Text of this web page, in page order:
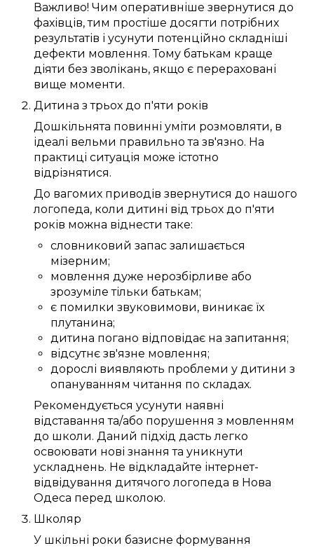
Важливо! Чим оперативніше звернутися до
фахівців, тим простіше досягти потрібних
результатів і усунути потенційно складніші
дефекти мовлення.Тому батькам краще
діяти без зволікань, якщо є перераховані
вище моменти.
Дитина з трьох до п'яти років
Дошкільнята повинні уміти розмовляти, в
ідеалі вельми правильно та зв'язно. На
практиці ситуація може істотно
відрізнятися.
До вагомих приводів звернутися до нашого
логопеда, коли дитині від трьох до п'яти
років можна віднести таке:
словниковий запас залишається
мізерним;
мовлення дуже нерозбірливе або
зрозуміле тільки батькам;
є помилки звуковимови, виникає їх
плутанина;
дитина погано відповідає на запитання;
відсутнє зв'язне мовлення;
дорослі виявляють проблеми у дитини з
опануванням читання по складах.
Рекомендується усунути наявні
відставання та/або порушення з мовленням
до школи. Даний підхід дасть легко
освоювати нові знання та уникнути
ускладнень. Не відкладайте інтернет-
відвідування дитячого логопеда в Нова
Одеса перед школою.
Школяр
У шкільні роки базисне формування